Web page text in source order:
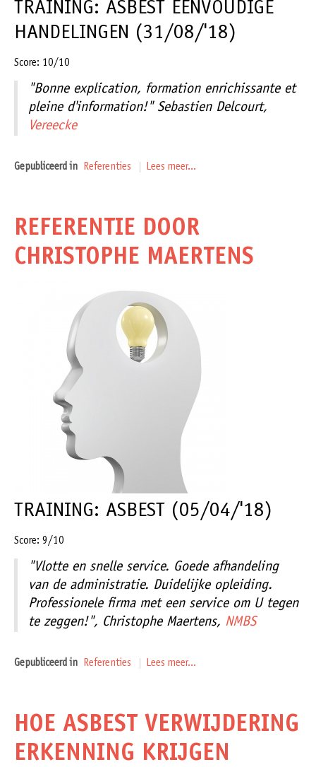
TRAINING: ASBEST EENVOUDIGE
HANDELINGEN (31/08/'18)
Score: 10/10
"Bonne explication, formation enrichissante et
pleine d'information!" Sebastien Delcourt,
Vereecke
Gepubliceerd in Referenties Lees meer...
REFERENTIE DOOR
CHRISTOPHE MAERTENS
TRAINING: ASBEST (05/04/'18)
Score: 9/10
"Vlotte en snelle service. Goede afhandeling
van de administratie. Duidelijke opleiding.
Professionele firma met een service om U tegen
te zeggen!", Christophe Maertens, NMBS
Gepubliceerd in Referenties Lees meer...
HOE ASBEST VERWIJDERING
ERKENNING KRIJGEN